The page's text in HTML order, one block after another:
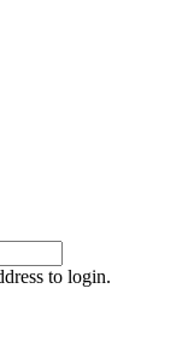
to login.